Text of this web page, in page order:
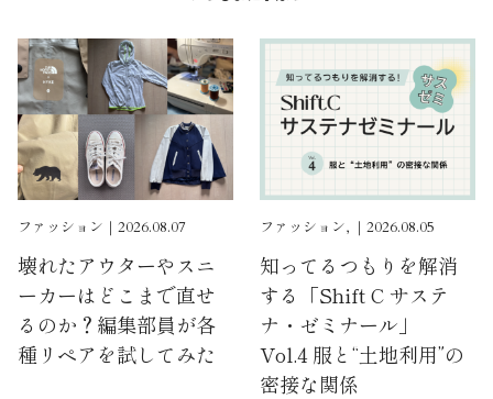
ファッション｜2026.08.07
壊れたアウターやスニ
ーカーはどこまで直せ
るのか？編集部員が各
種リペアを試してみた
ファッション, ｜2026.08.05
知ってるつもりを解消
する「Shift C サステ
ナ・ゼミナール」
Vol.4 服と“土地利用”の
密接な関係